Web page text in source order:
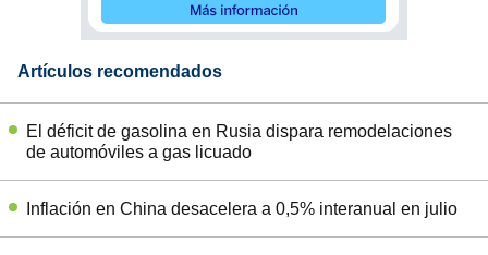
Artículos recomendados
El déficit de gasolina en Rusia dispara remodelaciones
de automóviles a gas licuado
Inflación en China desacelera a 0,5% interanual en julio